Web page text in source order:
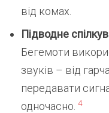
від комах.
Підводне
Бегемоти
звуків – від
передавати
одночасно. 4